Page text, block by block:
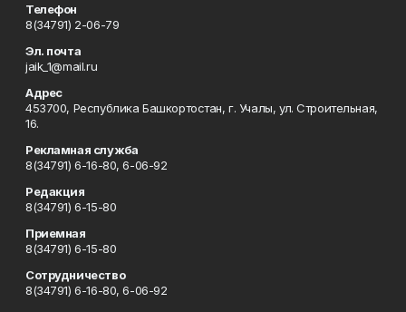
Телефон
8(34791) 2-06-79
Эл. почта
jaik_1@mail.ru
Адрес
453700, Республика Башкортостан, г. Учалы, ул. Строительная,
16.
Рекламная служба
8(34791) 6-16-80, 6-06-92
Редакция
8(34791) 6-15-80
Приемная
8(34791) 6-15-80
Сотрудничество
8(34791) 6-16-80, 6-06-92